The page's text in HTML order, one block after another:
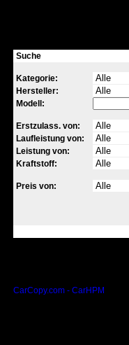
Suche
Kategorie:
Hersteller:
Modell:
Erstzulass. von:
Laufleistung von:
Leistung von:
Kraftstoff:
Preis von:
CarCopy.com - CarHPM